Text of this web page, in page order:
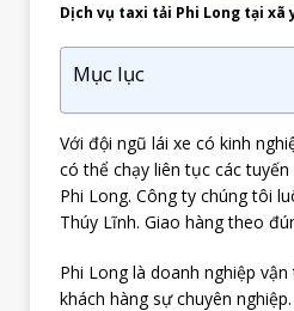
Dịch vụ taxi tải Phi Long tại xã
Mục lục
Với đội ngũ lái xe có kinh
có thể chạy liên tục các
Phi Long. Công ty chúng tôi
Thúy Lĩnh. Giao hàng theo
Phi Long là doanh nghiệp
khách hàng sự chuyên